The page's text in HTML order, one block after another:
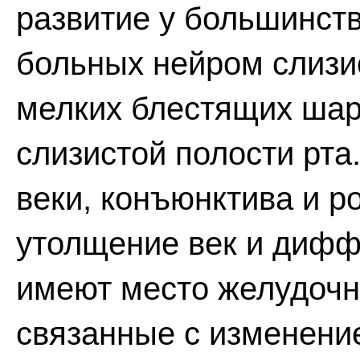
развитие у
больных нейром
мелких блестящих
слизистой полости
веки, конъюнктива и
утолщение век и
имеют место
связанные с